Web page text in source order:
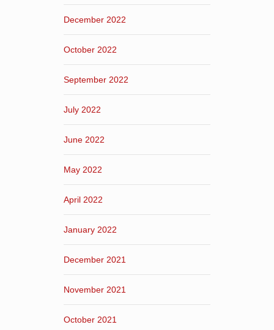
December 2022
October 2022
September 2022
July 2022
June 2022
May 2022
April 2022
January 2022
December 2021
November 2021
October 2021